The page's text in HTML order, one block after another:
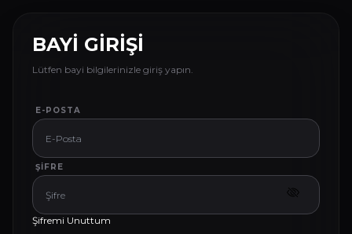
BAYİ GİRİŞİ
Lütfen bayi bilgilerinizle giriş yapın.
E-POSTA
ŞIFRE
Şifremi Unuttum